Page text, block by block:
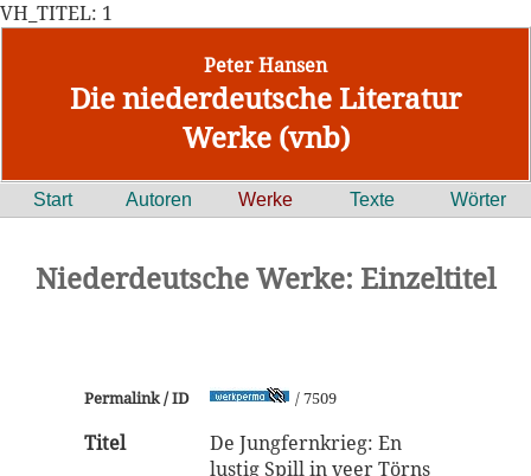
VH_TITEL: 1
Peter Hansen
Die niederdeutsche Literatur
Werke (vnb)
Start Autoren Werke Texte Wörter
Niederdeutsche Werke: Einzeltitel
Permalink / ID / 7509
Titel
De Jungfernkrieg: En
lustig Spill in veer Törns